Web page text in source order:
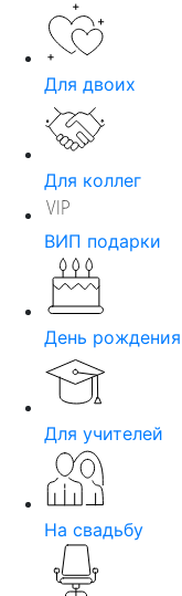
Для двоих
Для коллег
ВИП подарки
День рождения
Для учителей
На свадьбу